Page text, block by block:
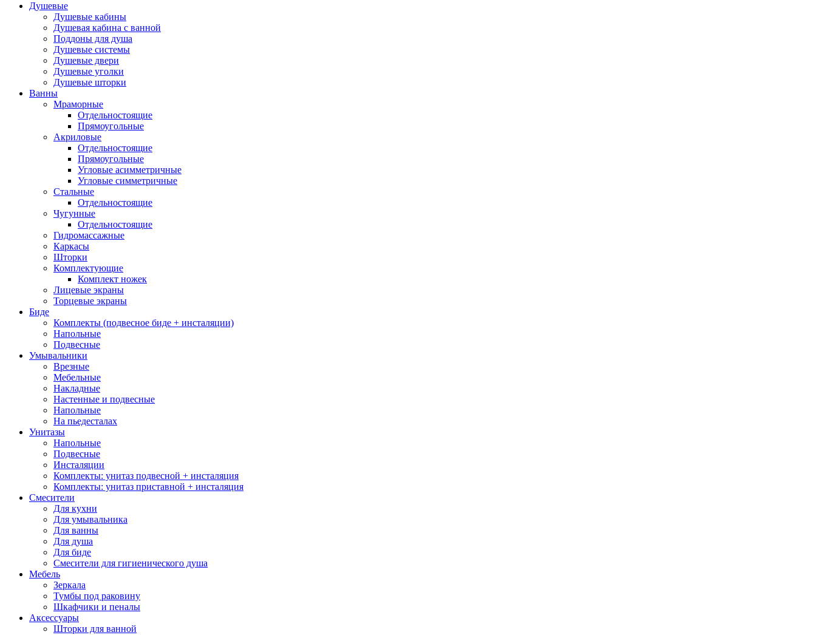
Душевые
Душевые кабины
Душевая кабина с ванной
Поддоны для душа
Душевые системы
Душевые двери
Душевые уголки
Душевые шторки
Ванны
Мраморные
Отдельностоящие
Прямоугольные
Акриловые
Отдельностоящие
Прямоугольные
Угловые асимметричные
Угловые симметричные
Стальные
Отдельностоящие
Чугунные
Отдельностоящие
Гидромассажные
Каркасы
Шторки
Комплектующие
Комплект ножек
Лицевые экраны
Торцевые экраны
Биде
Комплекты (подвесное биде + инсталяции)
Напольные
Подвесные
Умывальники
Врезные
Мебельные
Накладные
Настенные и подвесные
Напольные
На пьедесталах
Унитазы
Напольные
Подвесные
Инсталяции
Комплекты: унитаз подвесной + инсталяция
Комплекты: унитаз приставной + инсталяция
Смесители
Для кухни
Для умывальника
Для ванны
Для душа
Для биде
Смесители для гигиенического душа
Мебель
Зеркала
Тумбы под раковину
Шкафчики и пеналы
Аксессуары
Шторки для ванной